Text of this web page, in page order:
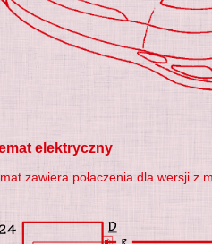
elektryczny
zawiera połaczenia dla wersji z